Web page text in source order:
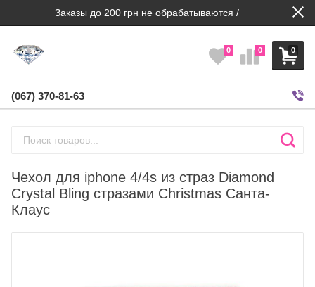
Заказы до 200 грн не обрабатываются /
0
0 0
(067) 370-81-63
Чехол для iphone 4/4s из страз Diamond
Crystal Bling стразами Christmas Санта-
Клаус